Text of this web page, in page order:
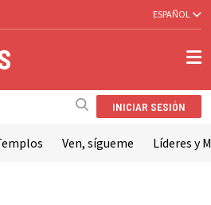
ESPAÑOL
INICIAR SESIÓN
Ven, sígueme Líderes y